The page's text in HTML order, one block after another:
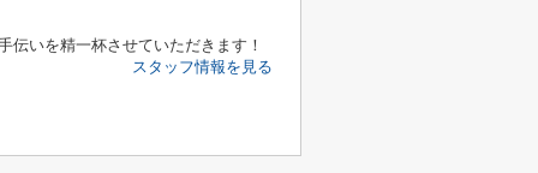
伝いを精一杯させていただきます！
スタッフ情報を見る